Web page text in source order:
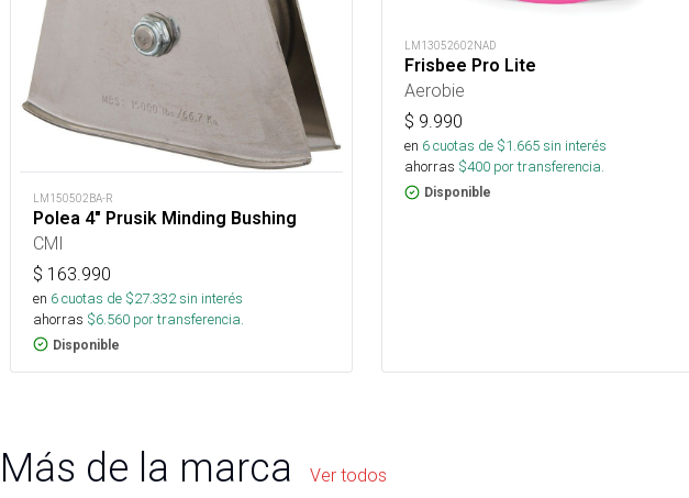
LM150502BA-R
Polea 4" Prusik Minding Bushing
CMI
$ 163.990
en 6cuotas de $27.332sin interés
ahorras $6.560 por transferencia.
Disponible
LM13052602NAD
Frisbee Pro Lite
Aerobie
$ 9.990
en 6cuotas de $1.665sin interés
ahorras $400 por transferencia.
Disponible
Más de la marca Ver todos